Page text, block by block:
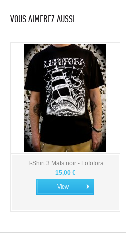
VOUS AIMEREZ AUSSI
T-Shirt 3 Mats noir - Lofofora
15,00 €
View